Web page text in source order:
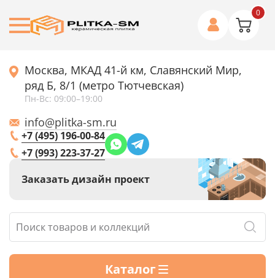
0
Москва, МКАД 41-й км, Славянский Мир,
ряд Б, 8/1 (метро Тютчевская)
Пн-Вс: 09:00–19:00
info@plitka-sm.ru
+7 (495) 196-00-84
+7 (993) 223-37-27
Заказать дизайн проект
Каталог